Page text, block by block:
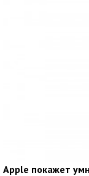
Apple покажет